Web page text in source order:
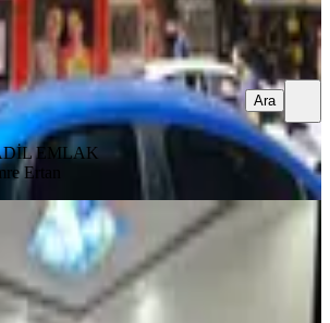
EMLAK
Ertan
Ara
Polis Karakolunun
Satılık 3+1 Daire
Ulu Kent Mahallesi